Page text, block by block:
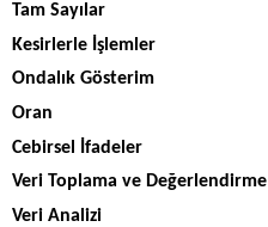
Tam Sayılar
Kesirlerle İşlemler
Ondalık Gösterim
Oran
Cebirsel İfadeler
Veri Toplama ve Değerlendirme
Veri Analizi